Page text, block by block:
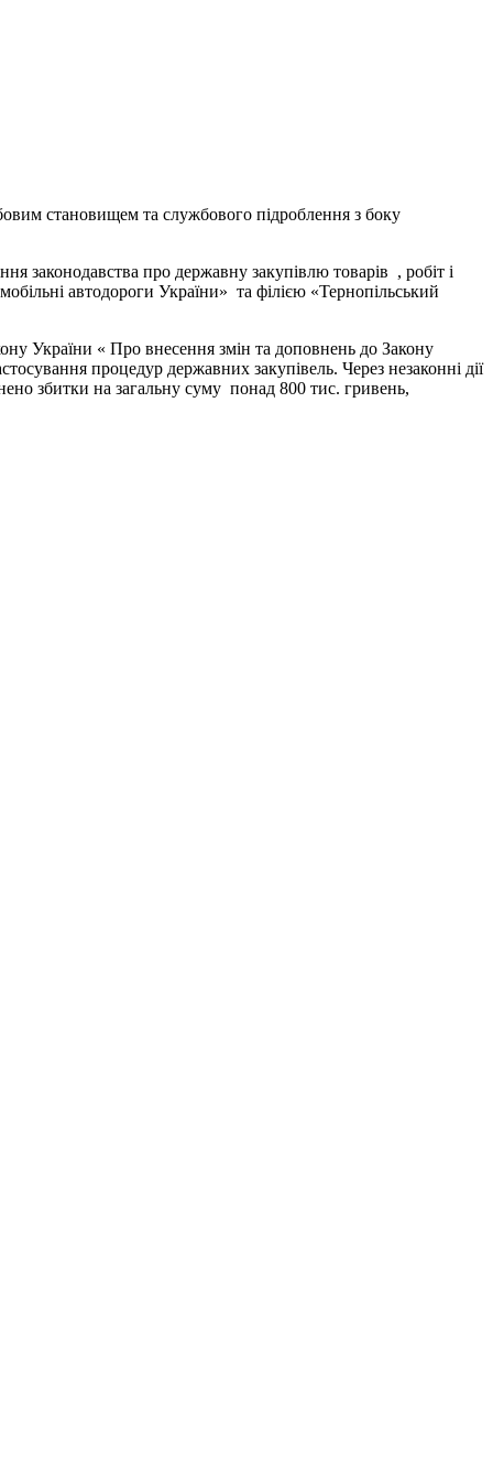
становищем та службового підроблення з боку
законодавства про державну закупівлю товарів , робіт і
автодороги України» та філією «Тернопільський
України « Про внесення змін та доповнень до Закону
процедур державних закупівель. Через незаконні дії
збитки на загальну суму понад 800 тис. гривень,